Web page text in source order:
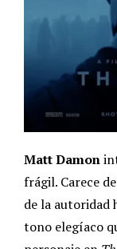
Matt Damon
frágil. Carece
de la autoridad
tono elegíaco